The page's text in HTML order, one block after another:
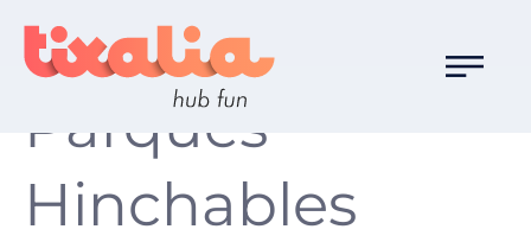
Familia de Ocio:
Parques
Hinchables